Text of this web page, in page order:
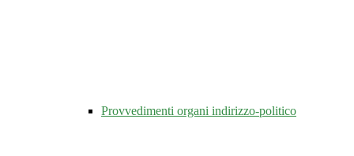
Provvedimenti organi indirizzo-politico